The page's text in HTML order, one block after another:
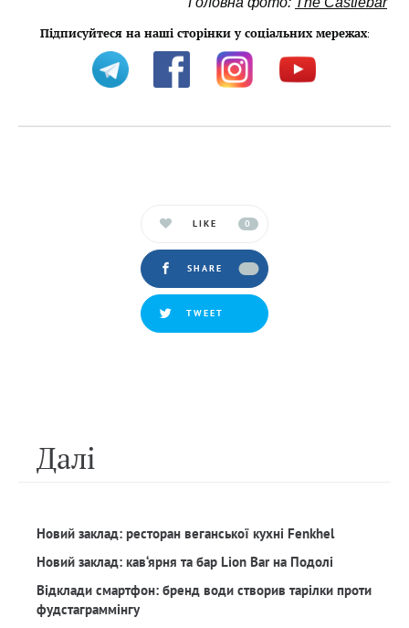
Підписуйтеся на наші сторінки у соціальних мережах:
LIKE 0
SHARE
TWEET
Далi
Новий заклад: ресторан веганської кухні Fenkhel
Новий заклад: кав‘ярня та бар Lion Bar на Подолі
Відклади смартфон: бренд води створив тарілки проти
фудстаграммінгу